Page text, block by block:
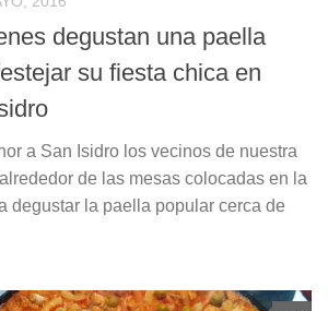
degustan una paella
su fiesta chica en
a San Isidro los vecinos de nuestra
de las mesas colocadas en la
degustar la paella popular cerca de